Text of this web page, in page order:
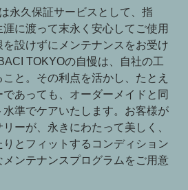
永久保証サービスとして、指
に渡って末永く安心してご使用
設けずにメンテナンスをお受け
TOKYOの自慢は、自社の工
と。その利点を活かし、たとえ
あっても、オーダーメイドと同
準でケアいたします。お客様が
ーが、永きにわたって美しく、
とフィットするコンディション
ンテナンスプログラムをご用意